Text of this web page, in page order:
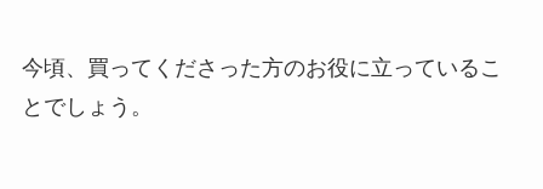
今頃、買ってくださった方のお役に立っているこ
とでしょう。